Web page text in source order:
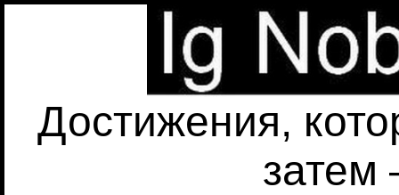
Достижения,
затем